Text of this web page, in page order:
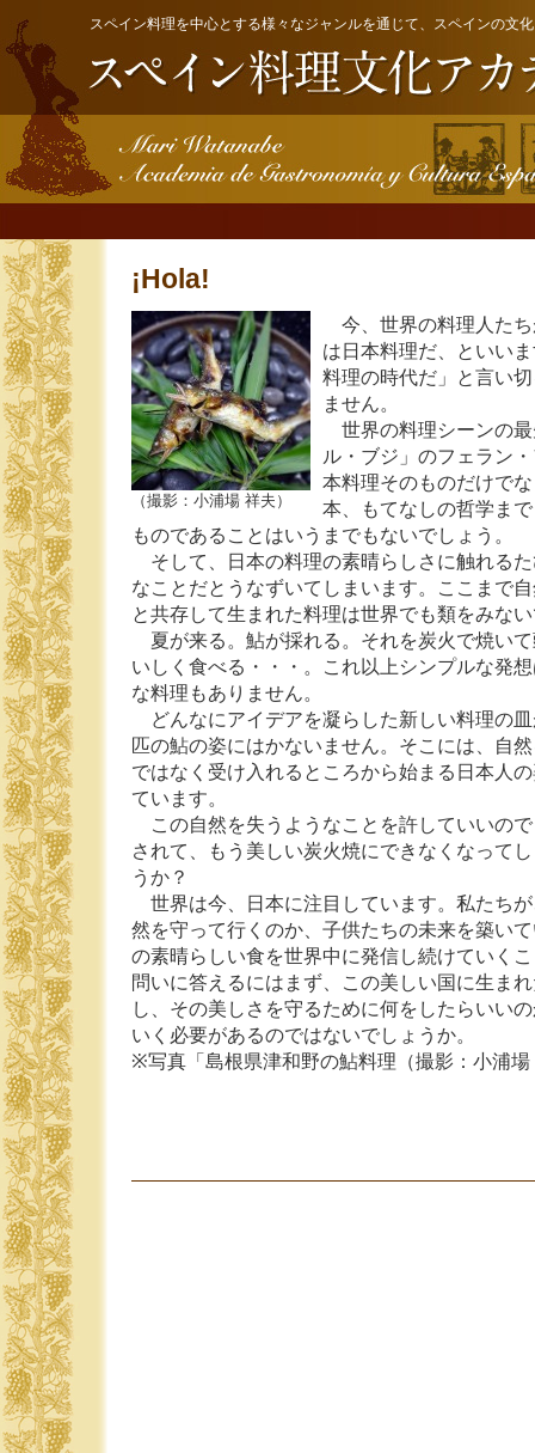
スペイン料理を中心とする様々なジャンルを通じて、スペインの文
¡Hola!
（撮影：小浦場 祥夫）
今、世界の料理人た
は日本料理だ、といい
料理の時代だ」と言い
ません。
世界の料理シーンの
ル・ブジ」のフェラン
本料理そのものだけで
本、もてなしの哲学ま
ものであることはいうまでもないでしょう。
そして、日本の料理の素晴らしさに触れる
なことだとうなずいてしまいます。ここまで
と共存して生まれた料理は世界でも類をみな
夏が来る。鮎が採れる。それを炭火で焼い
いしく食べる・・・。これ以上シンプルな発
な料理もありません。
どんなにアイデアを凝らした新しい料理の
匹の鮎の姿にはかないません。そこには、自
ではなく受け入れるところから始まる日本人
ています。
この自然を失うようなことを許していいの
されて、もう美しい炭火焼にできなくなって
うか？
世界は今、日本に注目しています。私たち
然を守って行くのか、子供たちの未来を築い
の素晴らしい食を世界中に発信し続けていく
問いに答えるにはまず、この美しい国に生ま
し、その美しさを守るために何をしたらいい
いく必要があるのではないでしょうか。
※写真「島根県津和野の鮎料理（撮影：小浦場